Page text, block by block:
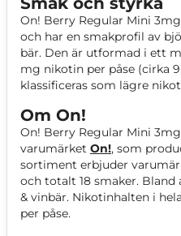
On! Berry Regular Mini
och har en smakprofil av
bär. Den är utformad i ett
mg nikotin per påse (cirka
klassificeras som lägre
Om On!
On! Berry Regular Mini
varumärket On!, som
sortiment erbjuder
och totalt 18 smaker.
& vinbär. Nikotinhalten i
per påse.